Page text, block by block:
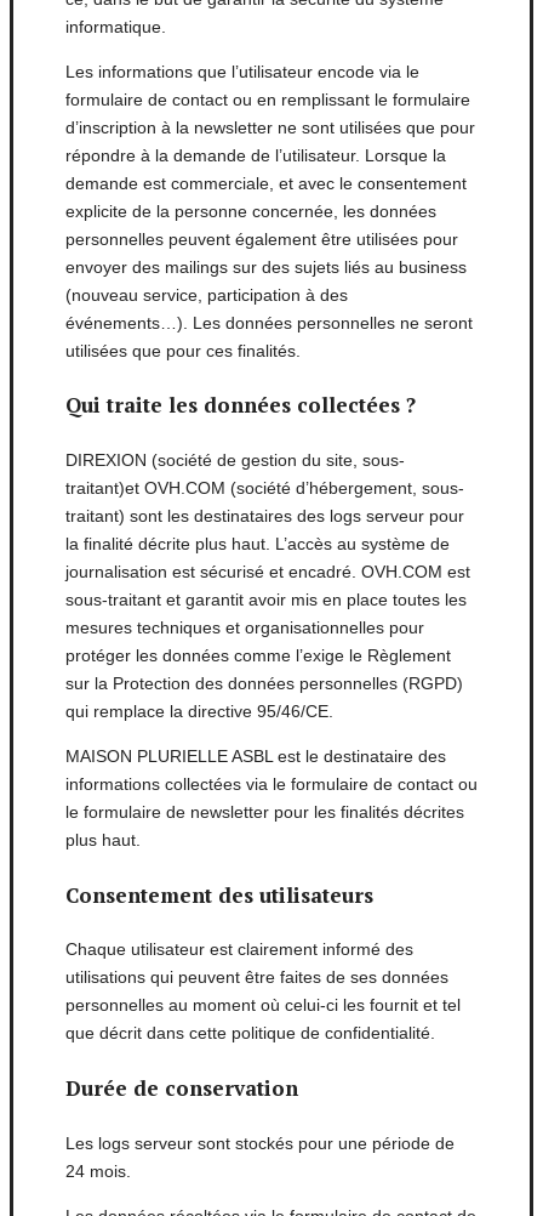
informatique.
Les informations que l’utilisateur encode via le
formulaire de contact ou en remplissant le formulaire
d’inscription à la newsletter ne sont utilisées que pour
répondre à la demande de l’utilisateur. Lorsque la
demande est commerciale, et avec le consentement
explicite de la personne concernée, les données
personnelles peuvent également être utilisées pour
envoyer des mailings sur des sujets liés au business
(nouveau service, participation à des
événements…). Les données personnelles ne seront
utilisées que pour ces finalités.
Qui traite les données collectées ?
DIREXION (société de gestion du site, sous-
traitant)et OVH.COM (société d’hébergement, sous-
traitant) sont les destinataires des logs serveur pour
la finalité décrite plus haut. L’accès au système de
journalisation est sécurisé et encadré. OVH.COM est
sous-traitant et garantit avoir mis en place toutes les
mesures techniques et organisationnelles pour
protéger les données comme l’exige le Règlement
sur la Protection des données personnelles (RGPD)
qui remplace la directive 95/46/CE.
MAISON PLURIELLE ASBL est le destinataire des
informations collectées via le formulaire de contact ou
le formulaire de newsletter pour les finalités décrites
plus haut.
Consentement des utilisateurs
Chaque utilisateur est clairement informé des
utilisations qui peuvent être faites de ses données
personnelles au moment où celui-ci les fournit et tel
que décrit dans cette politique de confidentialité.
Durée de conservation
Les logs serveur sont stockés pour une période de
24 mois.